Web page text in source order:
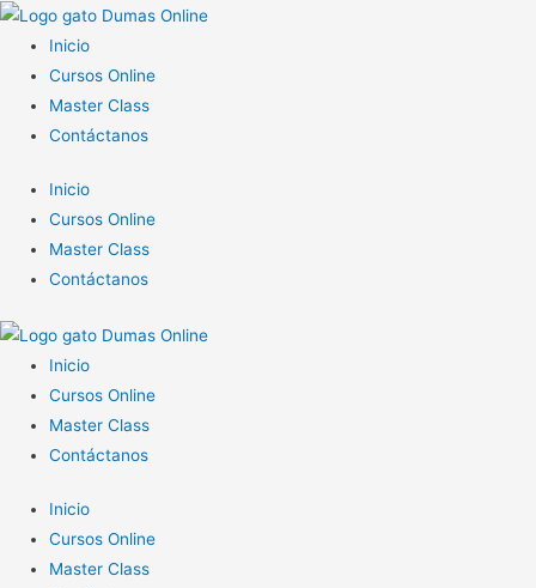
Inicio
Cursos Online
Master Class
Contáctanos
Inicio
Cursos Online
Master Class
Contáctanos
Inicio
Cursos Online
Master Class
Contáctanos
Inicio
Cursos Online
Master Class